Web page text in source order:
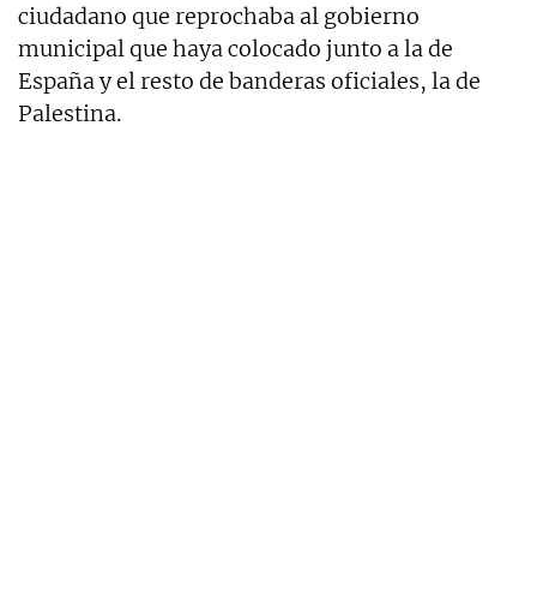
ciudadano que reprochaba al gobierno
municipal que haya colocado junto a la de
España y el resto de banderas oficiales, la de
Palestina.